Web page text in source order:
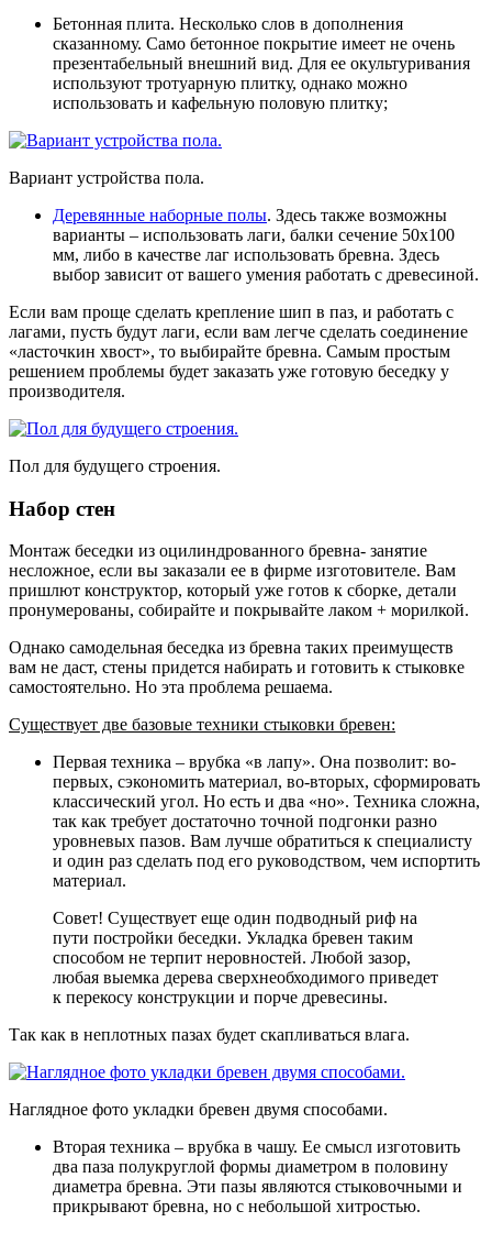
Бетонная плита. Несколько слов в дополнения
сказанному. Само бетонное покрытие имеет не очень
презентабельный внешний вид. Для ее окультуривания
используют тротуарную плитку, однако можно
использовать и кафельную половую плитку;
Вариант устройства пола.
Деревянные наборные полы. Здесь также возможны
варианты – использовать лаги, балки сечение 50х100
мм, либо в качестве лаг использовать бревна. Здесь
выбор зависит от вашего умения работать с древесиной.
Если вам проще сделать крепление шип в паз, и работать с
лагами, пусть будут лаги, если вам легче сделать соединение
«ласточкин хвост», то выбирайте бревна. Самым простым
решением проблемы будет заказать уже готовую беседку у
производителя.
Пол для будущего строения.
Набор стен
Монтаж беседки из оцилиндрованного бревна- занятие
несложное, если вы заказали ее в фирме изготовителе. Вам
пришлют конструктор, который уже готов к сборке, детали
пронумерованы, собирайте и покрывайте лаком + морилкой.
Однако самодельная беседка из бревна таких преимуществ
вам не даст, стены придется набирать и готовить к стыковке
самостоятельно. Но эта проблема решаема.
Существует две базовые техники стыковки бревен:
Первая техника – врубка «в лапу». Она позволит: во-
первых, сэкономить материал, во-вторых, сформировать
классический угол. Но есть и два «но». Техника сложна,
так как требует достаточно точной подгонки разно
уровневых пазов. Вам лучше обратиться к специалисту
и один раз сделать под его руководством, чем испортить
материал.
Совет! Существует еще один подводный риф на
пути постройки беседки. Укладка бревен таким
способом не терпит неровностей. Любой зазор,
любая выемка дерева сверхнеобходимого приведет
к перекосу конструкции и порче древесины.
Так как в неплотных пазах будет скапливаться влага.
Наглядное фото укладки бревен двумя способами.
Вторая техника – врубка в чашу. Ее смысл изготовить
два паза полукруглой формы диаметром в половину
диаметра бревна. Эти пазы являются стыковочными и
прикрывают бревна, но с небольшой хитростью.